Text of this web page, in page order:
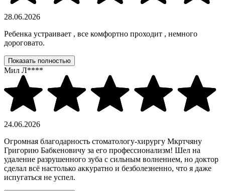
28.06.2026
Ребенка устраивает , все комфортно проходит , немного
дороговато.
Показать полностью
Мил Л****
24.06.2026
Огромная благодарность стоматологу-хирургу Мкртчяну
Григорию Бабкеновичу за его профессионализм! Шел на
удаление разрушенного зуба с сильным волнением, но доктор
сделал всё настолько аккуратно и безболезненно, что я даже
испугаться не успел.